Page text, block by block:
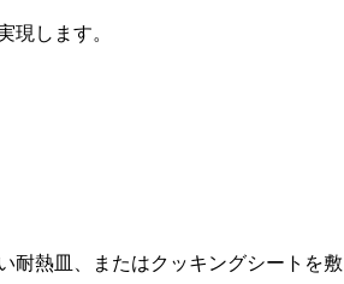
現します。
耐熱皿、またはクッキングシートを敷